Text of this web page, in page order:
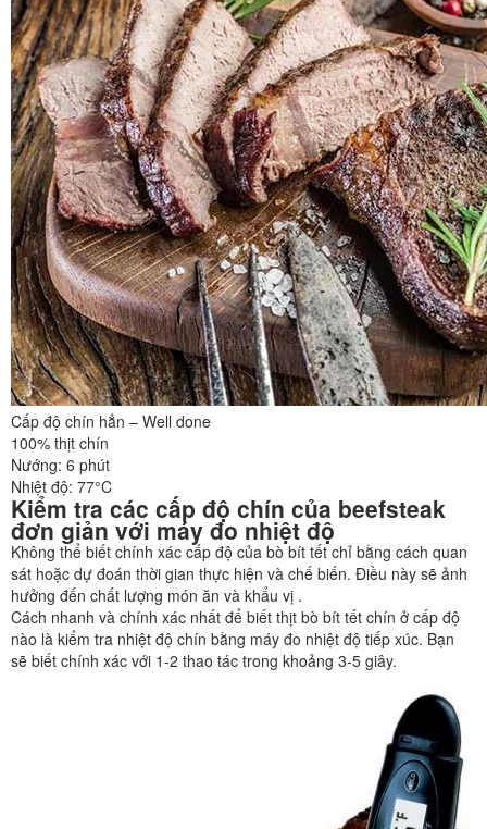
Cấp độ chín hẳn – Well done
100% thịt chín
Nướng: 6 phút
Nhiệt độ: 77°C
Kiểm tra các cấp độ chín của beefsteak
đơn giản với máy đo nhiệt độ
Không thể biết chính xác cấp độ của bò bít tết chỉ bằng cách quan
sát hoặc dự đoán thời gian thực hiện và chế biến. Điều này sẽ ảnh
hưởng đến chất lượng món ăn và khẩu vị .
Cách nhanh và chính xác nhất để biết thịt bò bít tết chín ở cấp độ
nào là kiểm tra nhiệt độ chín bằng máy đo nhiệt độ tiếp xúc. Bạn
sẽ biết chính xác với 1-2 thao tác trong khoảng 3-5 giây.